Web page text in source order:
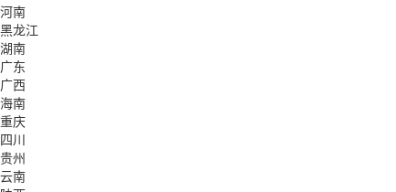
河南
黑龙江
湖南
广东
广西
海南
重庆
四川
贵州
云南